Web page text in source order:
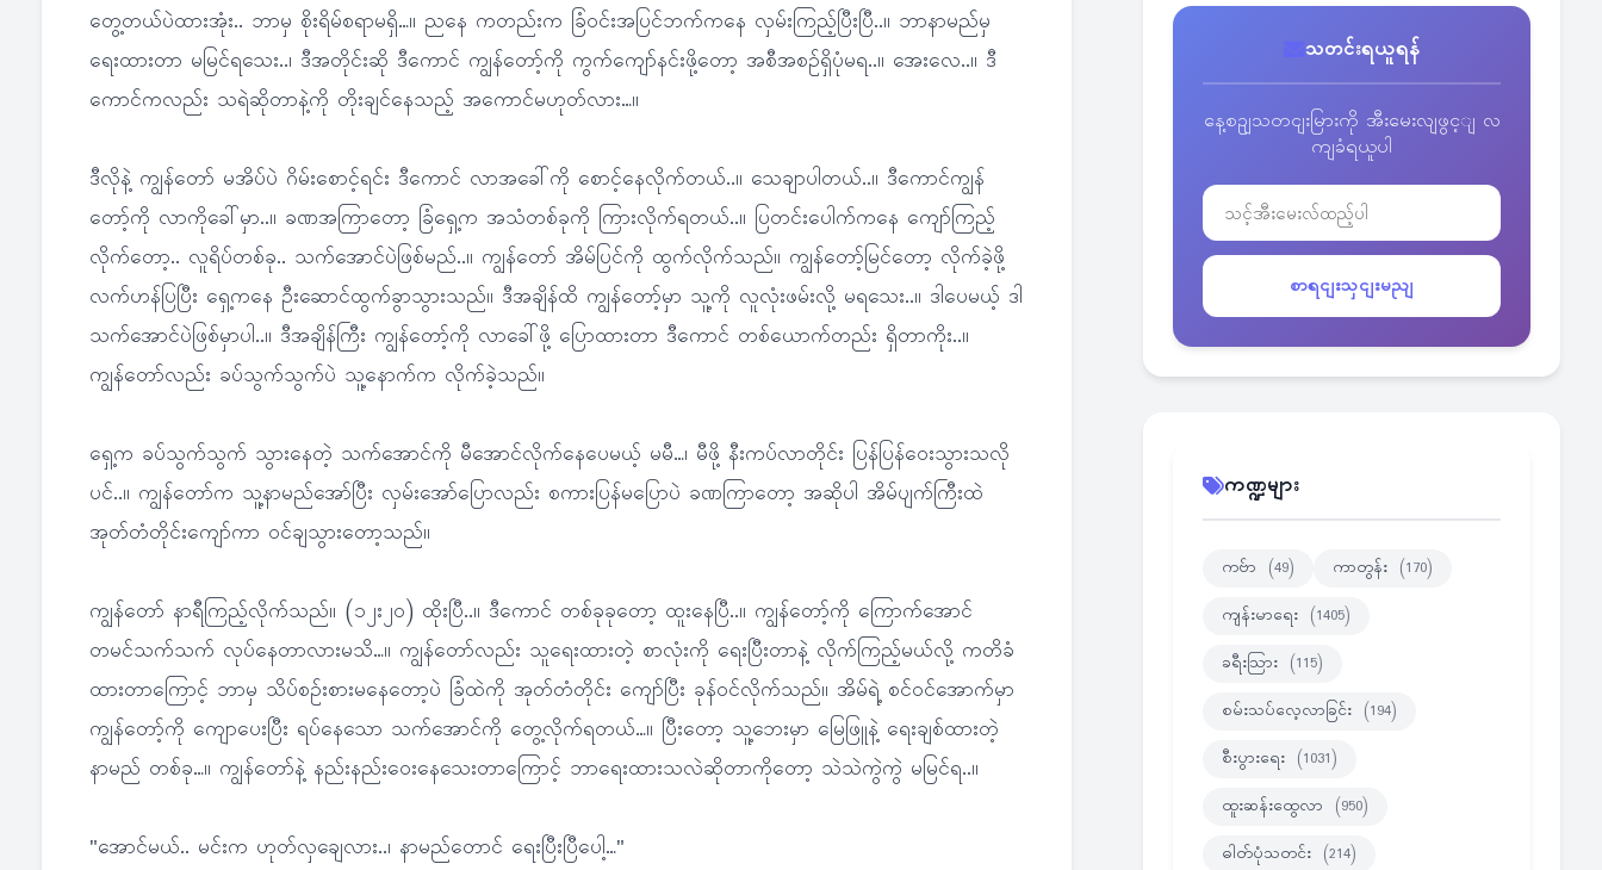
တွေ့တယ်ပဲထားအုံး.. ဘာမှ စိုးရိမ်စရာမရှိ…။ ညနေ ကတည်းက ခြံဝင်းအပြင်ဘက်ကနေ လှမ်းကြည့်ပြီးပြီ..။ ဘာနာမည်မှ
ရေးထားတာ မမြင်ရသေး..၊ ဒီအတိုင်းဆို ဒီကောင် ကျွန်တော့်ကို ကွက်ကျော်နင်းဖို့တော့ အစီအစဉ်ရှိပုံမရ..။ အေးလေ..။ ဒီ
ကောင်ကလည်း သရဲဆိုတာနဲ့ကို တိုးချင်နေသည့် အကောင်မဟုတ်လား…။
ဒီလိုနဲ့ ကျွန်တော် မအိပ်ပဲ ဂိမ်းစောင့်ရင်း ဒီကောင် လာအခေါ်ကို စောင့်နေလိုက်တယ်..။ သေချာပါတယ်..။ ဒီကောင်ကျွန်
တော့်ကို လာကိုခေါ်မှာ..။ ခဏအကြာတော့ ခြံရှေ့က အသံတစ်ခုကို ကြားလိုက်ရတယ်..။ ပြတင်းပေါက်ကနေ ကျော်ကြည့်
လိုက်တော့.. လူရိပ်တစ်ခု.. သက်အောင်ပဲဖြစ်မည်..။ ကျွန်တော် အိမ်ပြင်ကို ထွက်လိုက်သည်။ ကျွန်တော့်မြင်တော့ လိုက်ခဲ့ဖို့
လက်ဟန်ပြပြီး ရှေ့ကနေ ဦးဆောင်ထွက်ခွာသွားသည်။ ဒီအချိန်ထိ ကျွန်တော့်မှာ သူ့ကို လူလုံးဖမ်းလို့ မရသေး..။ ဒါပေမယ့် ဒါ
သက်အောင်ပဲဖြစ်မှာပါ..။ ဒီအချိန်ကြီး ကျွန်တော့်ကို လာခေါ်ဖို့ ပြောထားတာ ဒီကောင် တစ်ယောက်တည်း ရှိတာကိုး..။
ကျွန်တော်လည်း ခပ်သွက်သွက်ပဲ သူ့နောက်က လိုက်ခဲ့သည်။
ရှေ့က ခပ်သွက်သွက် သွားနေတဲ့ သက်အောင်ကို မီအောင်လိုက်နေပေမယ့် မမီ…၊ မီဖို့ နီးကပ်လာတိုင်း ပြန်ပြန်ဝေးသွားသလို
ပင်..။ ကျွန်တော်က သူ့နာမည်အော်ပြီး လှမ်းအော်ပြောလည်း စကားပြန်မပြောပဲ ခဏကြာတော့ အဆိုပါ အိမ်ပျက်ကြီးထဲ
အုတ်တံတိုင်းကျော်ကာ ဝင်ချသွားတော့သည်။
ကျွန်တော် နာရီကြည့်လိုက်သည်။ (၁၂း၂၀) ထိုးပြီ..။ ဒီကောင် တစ်ခုခုတော့ ထူးနေပြီ..။ ကျွန်တော့်ကို ကြောက်အောင်
တမင်သက်သက် လုပ်နေတာလားမသိ…။ ကျွန်တော်လည်း သူရေးထားတဲ့ စာလုံးကို ရေးပြီးတာနဲ့ လိုက်ကြည့်မယ်လို့ ကတိခံ
ထားတာကြောင့် ဘာမှ သိပ်စဉ်းစားမနေတော့ပဲ ခြံထဲကို အုတ်တံတိုင်း ကျော်ပြီး ခုန်ဝင်လိုက်သည်။ အိမ်ရဲ့ စင်ဝင်အောက်မှာ
ကျွန်တော့်ကို ကျောပေးပြီး ရပ်နေသော သက်အောင်ကို တွေ့လိုက်ရတယ်…။ ပြီးတော့ သူ့ဘေးမှာ မြေဖြူနဲ့ ရေးချစ်ထားတဲ့
နာမည် တစ်ခု…။ ကျွန်တော်နဲ့ နည်းနည်းဝေးနေသေးတာကြောင့် ဘာရေးထားသလဲဆိုတာကိုတော့ သဲသဲကွဲကွဲ မမြင်ရ..။
"အောင်မယ်.. မင်းက ဟုတ်လှချေလား..၊ နာမည်တောင် ရေးပြီးပြီပေါ့…"
သတင်းရယူရန်
နေ့စဥျသတငျးမြားကို အီးမေးလျဖွင့ျ လ
ကျခံရယူပါ
စာရငျးသှငျးမညျ
ကဏ္ဍများ
ကဗ်ာ (49) ကာတွန်း (170)
ကျန်းမာရေး (1405)
ခရီးသြား (115)
စမ်းသပ်လေ့လာခြင်း (194)
စီးပွားရေး (1031)
ထူးဆန်းထွေလာ (950)
ဓါတ်ပုံသတင်း (214)